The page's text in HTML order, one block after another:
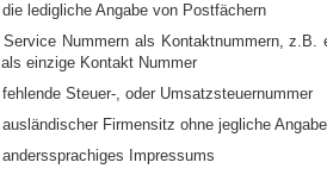
die ledigliche Angabe von Postfächern
Service Nummern als Kontaktnummern, z.B.
als einzige Kontakt Nummer
fehlende Steuer-, oder Umsatzsteuernummer
ausländischer Firmensitz ohne jegliche
anderssprachiges Impressums